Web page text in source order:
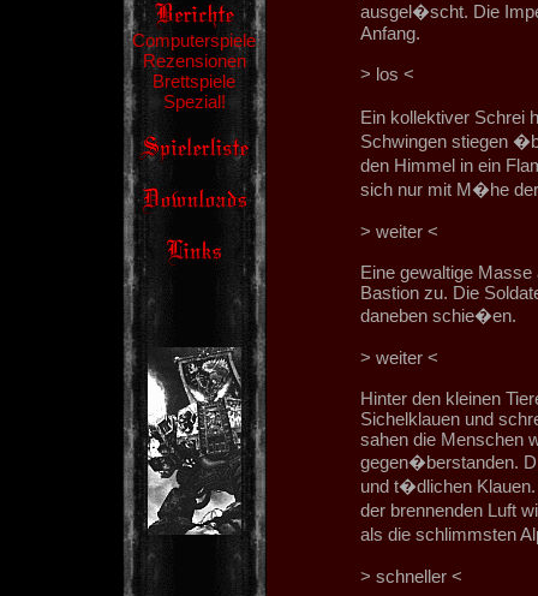
Computerspiele
Rezensionen
Brettspiele
Spezial!
ausgel�scht. Die
Anfang.
> los <
Ein kollektiver Schrei
Schwingen stiegen
den Himmel in ein
sich nur mit M�he
> weiter <
Eine gewaltige Masse
Bastion zu. Die
daneben schie�en.
> weiter <
Hinter den kleinen
Sichelklauen und
sahen die Menschen
gegen�berstanden.
und t�dlichen
der brennenden Luft
als die schlimmsten
> schneller <